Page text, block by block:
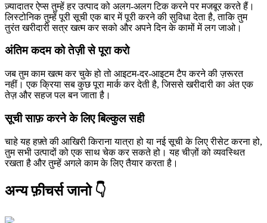
ज़्यादातर ऐप्स तुम्हें हर उत्पाद को अलग-अलग टिक करने पर मजबूर करते हैं।
लिस्टोनिक तुम्हें पूरी सूची एक बार में पूरी करने की सुविधा देता है, ताकि तुम
तुरंत खरीदारी सत्र खत्म कर सको और अपने दिन के कामों में लग जाओ।
अंतिम कदम को तेज़ी से पूरा करो
जब तुम काम खत्म कर चुके हो तो आइटम-दर-आइटम टैप करने की ज़रूरत
नहीं। एक क्रिया सब कुछ पूरा मार्क कर देती है, जिससे खरीदारी का अंत एक
तेज़ और सहज पल बन जाता है।
सूची साफ़ करने के लिए बिल्कुल सही
चाहे यह हफ़्ते की आखिरी किराना यात्रा हो या नई सूची के लिए रीसेट करना हो,
तुम सभी उत्पादों को एक साथ चेक कर सकते हो। यह चीज़ों को व्यवस्थित
रखता है और तुम्हें अगले काम के लिए तैयार करता है।
अन्य फ़ीचर्स जानो 👇